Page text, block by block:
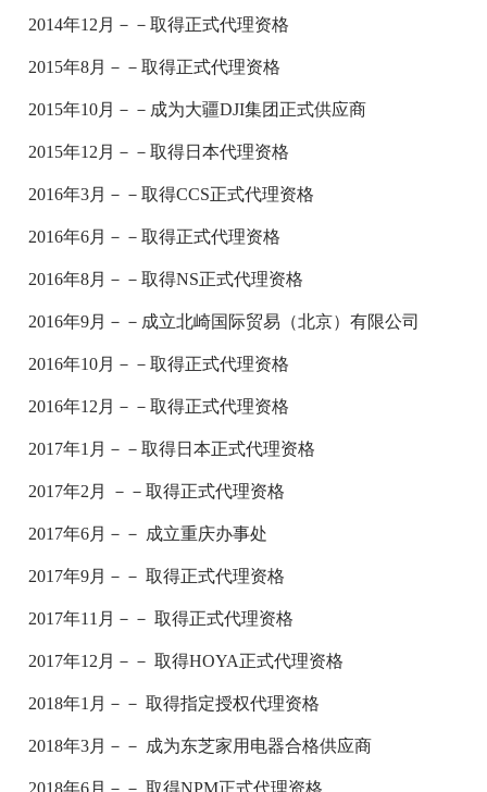
2014年12月－－取得正式代理资格
2015年8月－－取得正式代理资格
2015年10月－－成为大疆DJI集团正式供应商
2015年12月－－取得日本代理资格
2016年3月－－取得CCS正式代理资格
2016年6月－－取得正式代理资格
2016年8月－－取得NS正式代理资格
2016年9月－－成立北崎国际贸易（北京）有限公司
2016年10月－－取得正式代理资格
2016年12月－－取得正式代理资格
2017年1月－－取得日本正式代理资格
2017年2月 －－取得正式代理资格
2017年6月－－ 成立重庆办事处
2017年9月－－ 取得正式代理资格
2017年11月－－ 取得正式代理资格
2017年12月－－ 取得HOYA正式代理资格
2018年1月－－ 取得指定授权代理资格
2018年3月－－ 成为东芝家用电器合格供应商
2018年6月－－ 取得NPM正式代理资格